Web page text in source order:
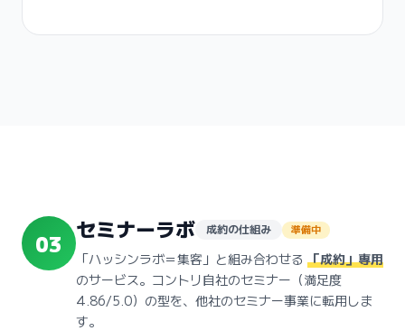
03 セミナーラボ 成約の仕組み 準備中
「ハッシンラボ＝集客」と組み合わせる 「成約」専用
のサービス。コントリ自社のセミナー（満足度
4.86/5.0）の型を、他社のセミナー事業に転用しま
す。